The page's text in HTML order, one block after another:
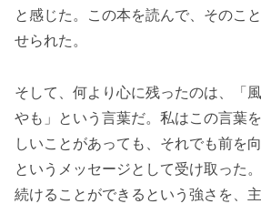
と感じた。この本を読んで、そのこ
せられた。
そして、何より心に残ったのは、「
やも」という言葉だ。私はこの言葉
しいことがあっても、それでも前を
というメッセージとして受け取った
続けることができるという強さを、